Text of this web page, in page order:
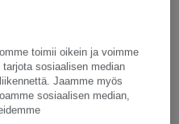
toimii oikein ja voimme
sosiaalisen median
Jaamme myös
sosiaalisen median,